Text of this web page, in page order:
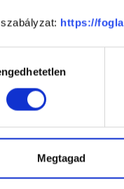
https://
Megtagad
(Prick)